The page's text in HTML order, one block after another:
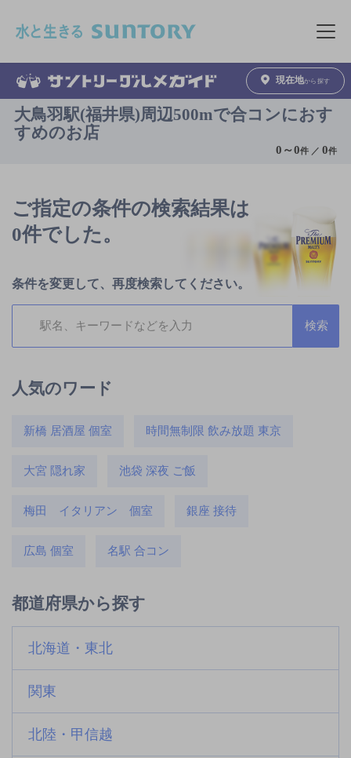
メニュ
現在地から探す
大鳥羽駅(福井県)周辺500mで合コンにおす
すめのお店
0 ～0件 ／0件
ご指定の条件の検索結果は
0件でした。
条件を変更して、再度検索してください。
人気のワード
新橋 居酒屋 個室 時間無制限 飲み放題 東京
大宮 隠れ家 池袋 深夜 ご飯
梅田 イタリアン 個室 銀座 接待
広島 個室 名駅 合コン
都道府県から探す
北海道・東北
関東
北陸・甲信越